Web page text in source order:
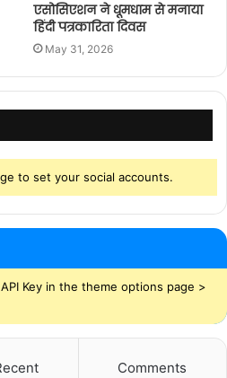
एसोसिएशन ने धूमधाम से मनाया
हिंदी पत्रकारिता दिवस
May 31, 2026
to set your social accounts.
Key in the theme options page >
Comments